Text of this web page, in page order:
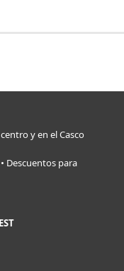
y en el Casco
Descuentos para